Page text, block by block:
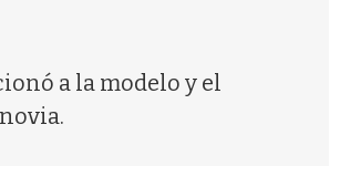
a la modelo y el